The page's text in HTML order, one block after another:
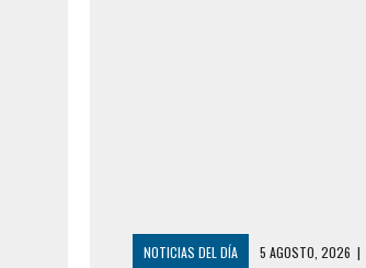
NOTICIAS DEL DÍA 5 AGOSTO, 2026 |